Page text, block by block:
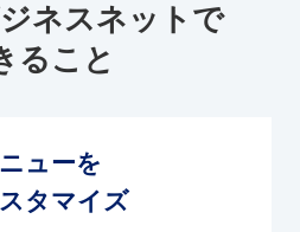
ネスネットで
ること
ューを
タマイズ